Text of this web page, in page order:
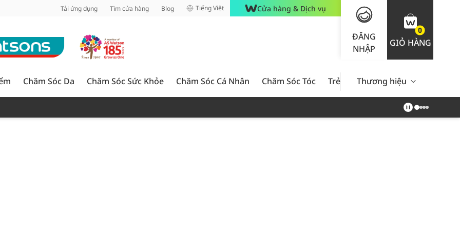
Tải ứng dụng Tìm cửa hàng Blog Tiếng Việt Cửa hàng & Dịch vụ
ĐĂNG
NHẬP
0
GIỎ HÀNG
Chăm Sóc Da Chăm Sóc Sức Khỏe Chăm Sóc Cá Nhân Chăm Sóc Tóc Trẻ Em Nam Giới Chăm Sóc
Thương hiệu